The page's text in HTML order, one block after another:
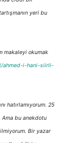
yeri bu
makaleyi okumak
ahmed-i-hani-siirli-
hatırlamıyorum. 25
Ama bu anekdotu
Bir yazar